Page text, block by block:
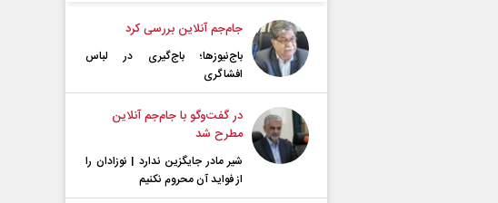
جام‌جم آنلاین بررسی کرد
باج‌نیوزها؛ باج‌گیری در لباس
افشاگری
در گفت‌و‌گو با جام‌جم آنلاین
مطرح شد
شیر مادر جایگزین ندارد | نوزادان را
از فواید آن محروم نکنیم